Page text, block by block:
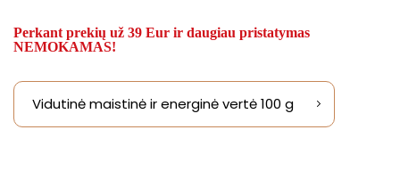
Perkant prekių už 39 Eur ir daugiau pristatymas
NEMOKAMAS!
Vidutinė maistinė ir energinė vertė 100 g